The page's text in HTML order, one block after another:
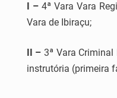
I –4ª Vara Vara
Vara de Ibiraçu;
II – 3ª Vara
instrutória (primeira